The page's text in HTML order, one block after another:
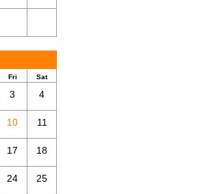
Fri Sat
3 4
10 11
17 18
24 25